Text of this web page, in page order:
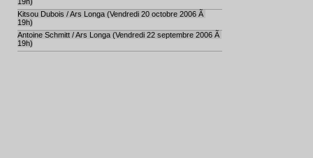
Kitsou Dubois / Ars Longa (Vendredi 20 octobre 2006 Ã
19h)
Antoine Schmitt / Ars Longa (Vendredi 22 septembre 2006 Ã
19h)